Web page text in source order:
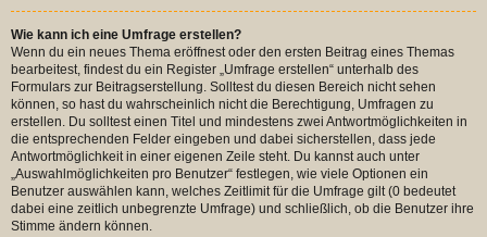
Wie kann ich eine Umfrage erstellen?
Wenn du ein neues Thema eröffnest oder den ersten Beitrag eines Themas
bearbeitest, findest du ein Register „Umfrage erstellen“ unterhalb des
Formulars zur Beitragserstellung. Solltest du diesen Bereich nicht sehen
können, so hast du wahrscheinlich nicht die Berechtigung, Umfragen zu
erstellen. Du solltest einen Titel und mindestens zwei Antwortmöglichkeiten in
die entsprechenden Felder eingeben und dabei sicherstellen, dass jede
Antwortmöglichkeit in einer eigenen Zeile steht. Du kannst auch unter
„Auswahlmöglichkeiten pro Benutzer“ festlegen, wie viele Optionen ein
Benutzer auswählen kann, welches Zeitlimit für die Umfrage gilt (0 bedeutet
dabei eine zeitlich unbegrenzte Umfrage) und schließlich, ob die Benutzer ihre
Stimme ändern können.